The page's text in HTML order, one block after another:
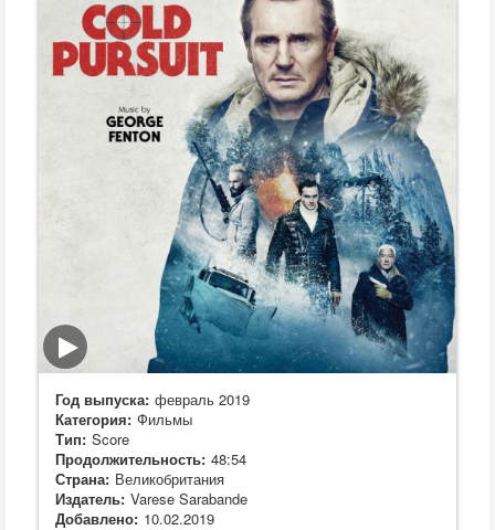
Год выпуска: февраль 2019
Категория: Фильмы
Тип: Score
Продолжительность: 48:54
Страна: Великобритания
Издатель: Varese Sarabande
Добавлено: 10.02.2019